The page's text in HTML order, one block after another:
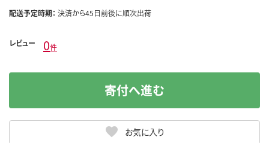
配送予定時期： 決済から45日前後に順次出荷
レビュー 0件
お気に入り
寄付へ進む